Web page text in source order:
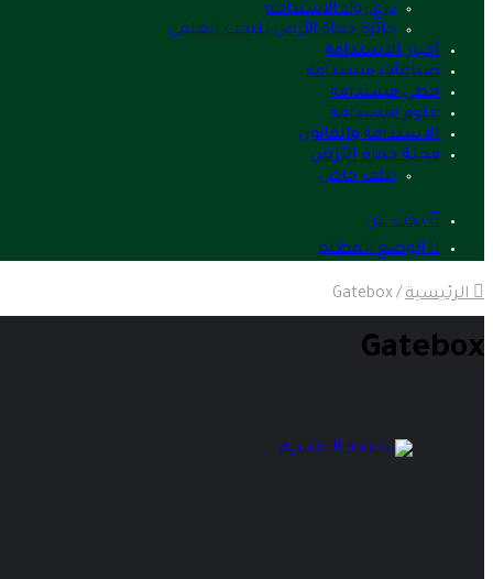
درع رواد الاستدامة
جائزة حماة الأرض للبحث العلمي
أخبار الاستدامة
صناعات مستدامة
خطى مستدامة
علوم مستدامة
الاستدامة والقانون
مجلة حماة الأرض
ملف خاص
بحث عن
الوضع المظلم
الرئيسية /
Gatebox
Gatebox